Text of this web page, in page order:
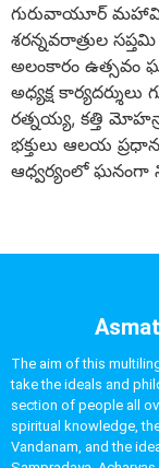
గురువాయూర్
శరన్నవరాత్రుల
అలంకారం ఉత్సవం
అధ్యక్ష కార్యదర్శులు
రత్నయ్య, కత్తి
భక్తులు ఆలయ
ఆధ్వర్యంలో ఘనంగా
The aim of this
take the ideals and
section of people all
spiritual knowledge,
Vandanam, and the